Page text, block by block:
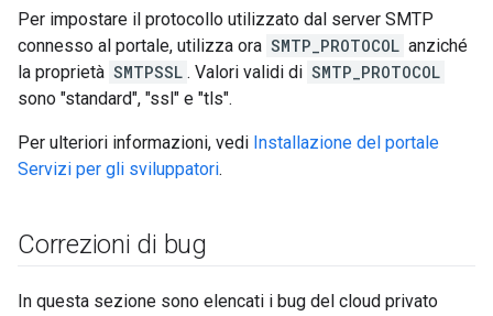
Per impostare il protocollo utilizzato dal server SMTP
connesso al portale, utilizza ora SMTP_PROTOCOL anziché
la proprietà SMTPSSL . Valori validi di SMTP_PROTOCOL
sono "standard", "ssl" e "tls".
Per ulteriori informazioni, vedi Installazione del portale
Servizi per gli sviluppatori.
Correzioni di bug
In questa sezione sono elencati i bug del cloud privato